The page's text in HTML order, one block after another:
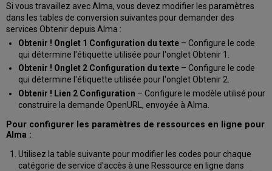
Si vous travaillez avec Alma, vous devez modifier les paramètres
dans les tables de conversion suivantes pour demander des
services Obtenir depuis Alma :
Obtenir ! Onglet 1 Configuration du texte– Configure le code
qui détermine l'étiquette utilisée pour l'onglet Obtenir 1.
Obtenir ! Onglet 2 Configuration du texte– Configure le code
qui détermine l'étiquette utilisée pour l'onglet Obtenir 2.
Obtenir ! Lien 2 Configuration – Configure le modèle utilisé pour
construire la demande OpenURL, envoyée à Alma.
Pour configurer les paramètres de ressources en ligne pour
Alma :
Utilisez la table suivante pour modifier les codes pour chaque
catégorie de service d'accès à une Ressource en ligne dans